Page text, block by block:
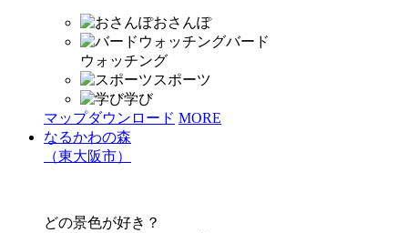
おさんぽ
バード
ウォッチング
スポーツ
学び
マップダウンロード MORE
なるかわの森
（東大阪市）
どの景色が好き？